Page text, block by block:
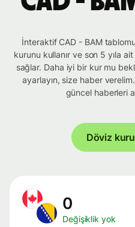
İnteraktif CAD - BAM
kurunu kullanır ve son 5 yıla
sağlar. Daha iyi bir kur mu
ayarlayın, size haber
güncel haberleri
Döviz
0
Değişiklik yok